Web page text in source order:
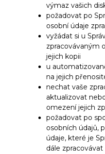
výmaz vašich
požadovat po
osobní údaje
vyžádat si u
zpracovávaným
jejich kopii
u
na jejich
nechat vaše
aktualizovat
omezení jejich
požadovat po
osobních údajů,
údaje, které je
dále